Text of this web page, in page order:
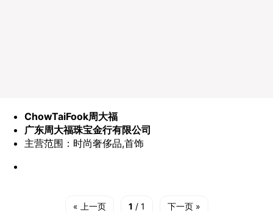
ChowTaiFook周大福
广东周大福珠宝金行有限公司
主营范围：时尚奢侈品,首饰
« 上一页 1 / 1 下一页 »